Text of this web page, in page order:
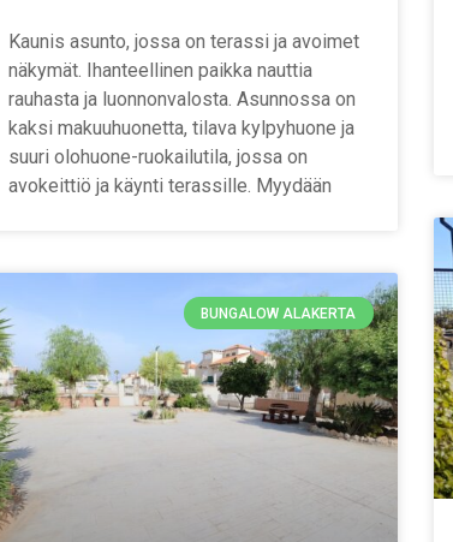
Kaunis asunto, jossa on terassi ja avoimet
näkymät. Ihanteellinen paikka nauttia
rauhasta ja luonnonvalosta. Asunnossa on
kaksi makuuhuonetta, tilava kylpyhuone ja
suuri olohuone-ruokailutila, jossa on
avokeittiö ja käynti terassille. Myydään
BUNGALOW ALAKERTA